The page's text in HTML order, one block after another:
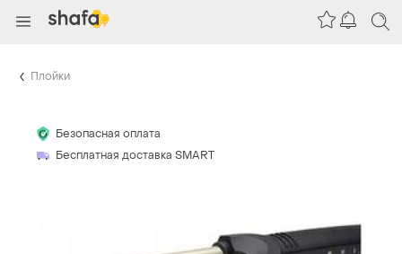
Плойки
Безопасная оплата
Бесплатная доставка SMART